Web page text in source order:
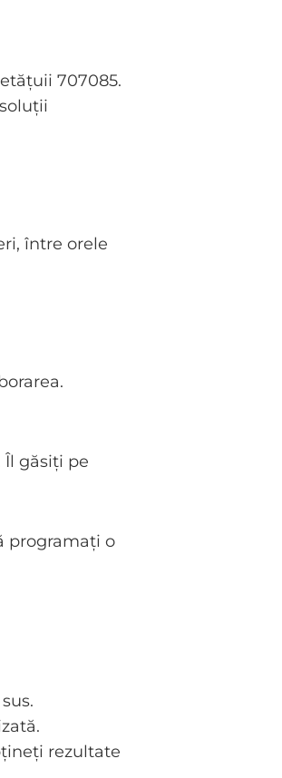
707085.
între orele
găsiți pe
programați o
rezultate